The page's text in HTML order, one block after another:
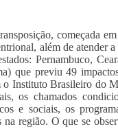
começada
além de
Pernambuco,
que previu 49
Instituto Brasileiro do
os chamados
e sociais, os
região. O que se